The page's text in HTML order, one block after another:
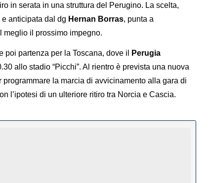
in serata in una struttura del Perugino. La scelta,
e anticipata dal dg Hernan Borras, punta a
meglio il prossimo impegno.
poi partenza per la Toscana, dove il
Perugia
allo stadio “Picchi”. Al rientro è prevista una nuova
la marcia di avvicinamento alla gara di
l’ipotesi di un ulteriore ritiro tra Norcia e Cascia.